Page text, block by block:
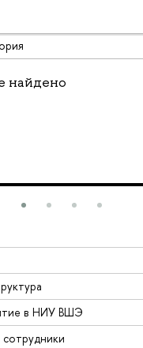
найдено
в НИУ ВШЭ